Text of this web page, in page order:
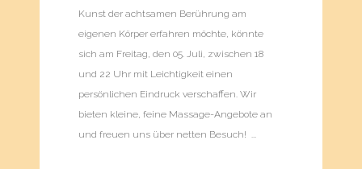
Kunst der achtsamen Berührung am
eigenen Körper erfahren möchte, könnte
sich am Freitag, den 05. Juli, zwischen 18
und 22 Uhr mit Leichtigkeit einen
persönlichen Eindruck verschaffen. Wir
bieten kleine, feine Massage-Angebote an
und freuen uns über netten Besuch! ...